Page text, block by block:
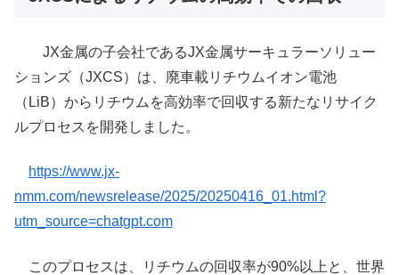
​JX金属の子会社であるJX金属サーキュラーソリュー
ションズ（JXCS）は、廃車載リチウムイオン電池
（LiB）からリチウムを高効率で回収する新たなリサイク
ルプロセスを開発しました。​
https://www.jx-
nmm.com/newsrelease/2025/20250416_01.html?
utm_source=chatgpt.com
このプロセスは、リチウムの回収率が90%以上と、世界